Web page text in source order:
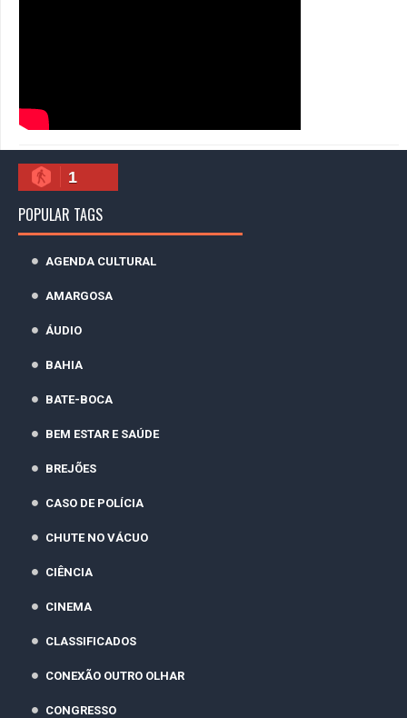
1
POPULAR TAGS
AGENDA CULTURAL
AMARGOSA
ÁUDIO
BAHIA
BATE-BOCA
BEM ESTAR E SAÚDE
BREJÕES
CASO DE POLÍCIA
CHUTE NO VÁCUO
CIÊNCIA
CINEMA
CLASSIFICADOS
CONEXÃO OUTRO OLHAR
CONGRESSO